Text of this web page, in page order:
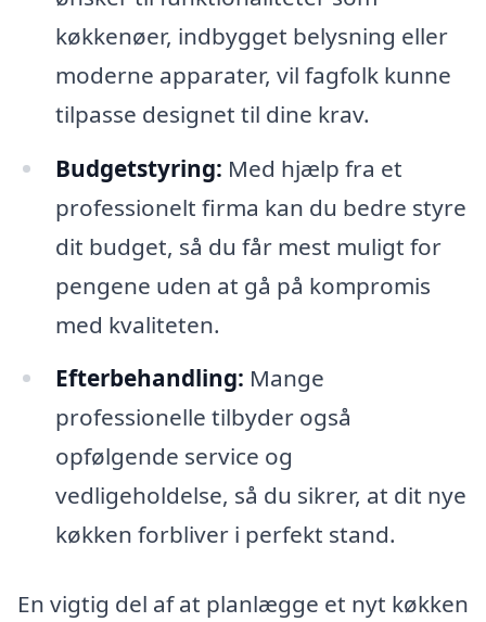
køkkenøer, indbygget belysning eller
moderne apparater, vil fagfolk kunne
tilpasse designet til dine krav.
Budgetstyring: Med hjælp fra et
professionelt firma kan du bedre styre
dit budget, så du får mest muligt for
pengene uden at gå på kompromis
med kvaliteten.
Efterbehandling: Mange
professionelle tilbyder også
opfølgende service og
vedligeholdelse, så du sikrer, at dit nye
køkken forbliver i perfekt stand.
En vigtig del af at planlægge et nyt køkken